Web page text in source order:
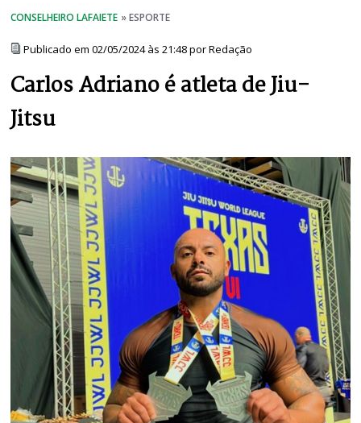
Publicado em 02/05/2024 às 21:48 por Redação
Carlos Adriano é atleta de Jiu-
Jitsu